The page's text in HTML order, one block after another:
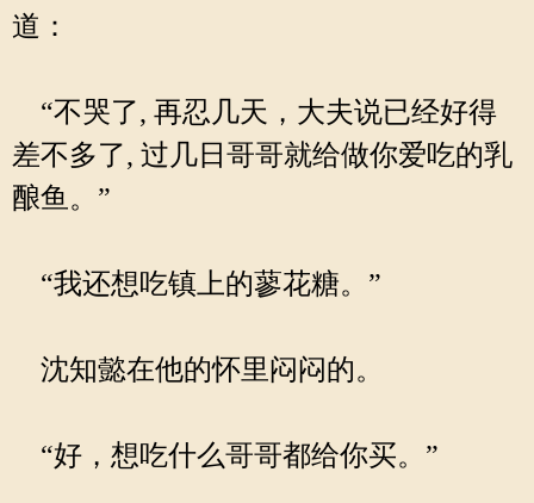
道：
“不哭了, 再忍几天，大夫说已经好得
差不多了, 过几日哥哥就给做你爱吃的乳
酿鱼。”
“我还想吃镇上的蓼花糖。”
沈知懿在他的怀里闷闷的。
“好，想吃什么哥哥都给你买。”